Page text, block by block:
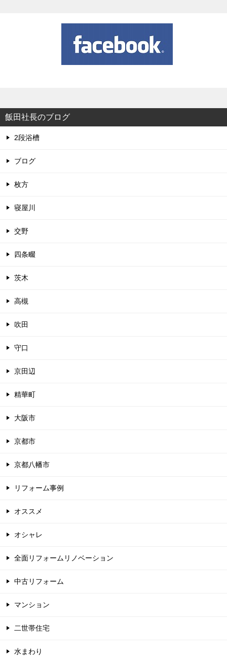
飯田社長のブログ
2段浴槽
ブログ
枚方
寝屋川
交野
四条畷
茨木
高槻
吹田
守口
京田辺
精華町
大阪市
京都市
京都八幡市
リフォーム事例
オススメ
オシャレ
全面リフォームリノベーション
中古リフォーム
マンション
二世帯住宅
水まわり